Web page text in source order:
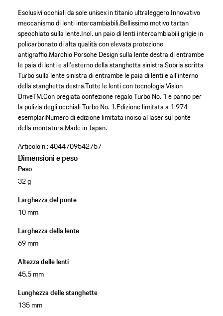
Esclusivi occhiali da sole unisex in titanio ultraleggero.Innovativo
meccanismo di lenti intercambiabili.Bellissimo motivo tartan
specchiato sulla lente.Incl. un paio di lenti intercambiabili grigie in
policarbonato di alta qualità con elevata protezione
antigraffio.Marchio Porsche Design sulla lente destra di entrambe
le paia di lenti e all'esterno della stanghetta sinistra.Sobria scritta
Turbo sulla lente sinistra di entrambe le paia di lenti e all'interno
della stanghetta destra.Tutte le lenti con tecnologia Vision
DriveTM.Con pregiata confezione regalo Turbo No. 1 e panno per
la pulizia degli occhiali Turbo No. 1.Edizione limitata a 1.974
esemplariNumero di edizione limitata inciso al laser sul ponte
della montatura.Made in Japan.
Articolo n.:4044709542757
Dimensioni e peso
Peso
32 g
Larghezza del ponte
10 mm
Larghezza della lente
69 mm
Altezza delle lenti
45.5 mm
Lunghezza delle stanghette
135 mm